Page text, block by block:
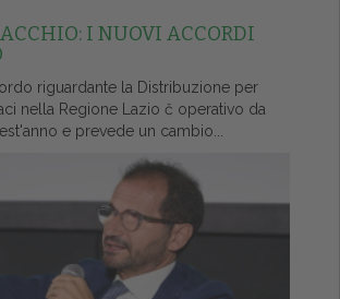
I NUOVI ACCORDI
riguardante la Distribuzione per
nella Regione Lazio č operativo da
e prevede un cambio...